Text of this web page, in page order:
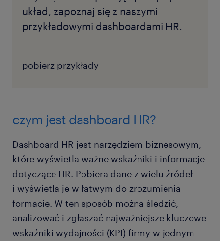
układ, zapoznaj się z naszymi
przykładowymi dashboardami HR.
pobierz przykłady
czym jest dashboard HR?
Dashboard HR jest narzędziem biznesowym,
które wyświetla ważne wskaźniki i informacje
dotyczące HR. Pobiera dane z wielu źródeł
i wyświetla je w łatwym do zrozumienia
formacie. W ten sposób można śledzić,
analizować i zgłaszać najważniejsze kluczowe
wskaźniki wydajności (KPI) firmy w jednym